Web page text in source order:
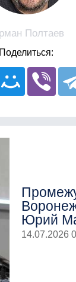
Полтаев
Юрий
14.07.2026